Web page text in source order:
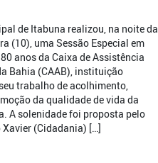
de Itabuna realizou, na noite da
(10), uma Sessão Especial em
anos da Caixa de Assistência
Bahia (CAAB), instituição
trabalho de acolhimento,
da qualidade de vida da
A solenidade foi proposta pelo
(Cidadania) […]